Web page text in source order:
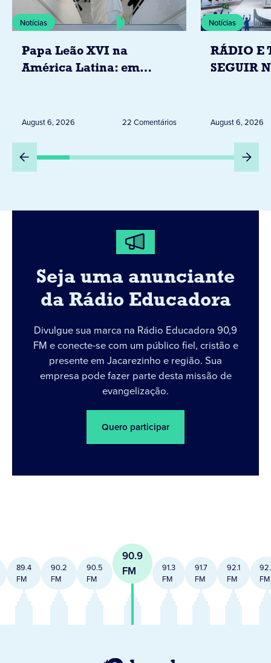
Notícias
Papa Leão XVI na
América Latina: em
Peru
August 6, 2026 22 Comentários
Notícias
RÁDIO E
SEGUIR
DESTA
August 6, 2026
Seja uma anunciante
da Rádio Educadora
Divulgue sua marca na Rádio Educadora 90,9
FM e conecte-se com um público fiel, cristão e
presente em Jacarezinho e região. Sua
empresa pode fazer parte desta missão de
evangelização.
Quero participar
89.4
FM
90.2
FM
90.5
FM
90.9
FM
91.3
FM
91.7
FM
92.1
FM
FM